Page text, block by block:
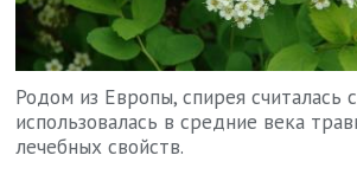
Родом из Европы, спирея считалась
использовалась в средние века
лечебных свойств.